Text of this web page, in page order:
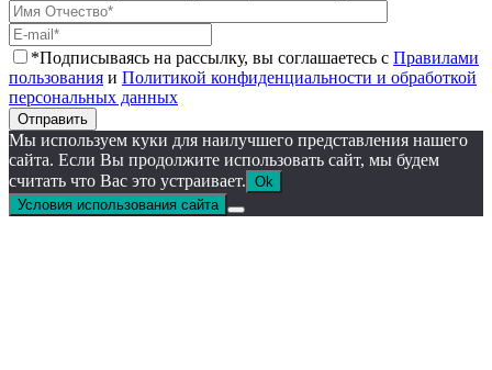
*Подписываясь на рассылку, вы соглашаетесь с Правилами
пользования и Политикой конфиденциальности и обработкой
персональных данных
Отправить
Мы используем куки для наилучшего представления нашего
сайта. Если Вы продолжите использовать сайт, мы будем
считать что Вас это устраивает. Ok
Условия использования сайта